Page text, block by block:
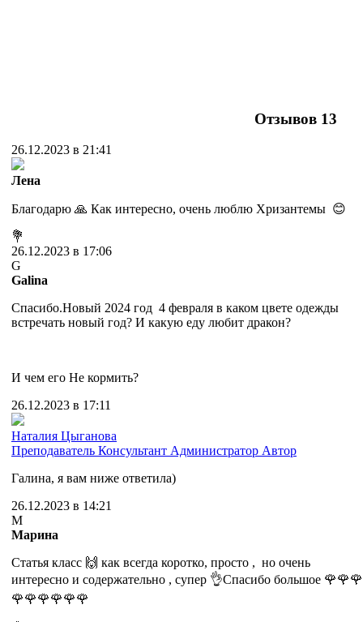
Отзывов 13
26.12.2023 в 21:41
Лена
Благодарю 🙏 Как интересно, очень люблю Хризантемы 😊
💐
26.12.2023 в 17:06
G
Galina
Спасибо.Новый 2024 год 4 февраля в каком цвете одежды
встречать новый год? И какую еду любит дракон?
И чем его Не кормить?
26.12.2023 в 17:11
Наталия Цыганова
Преподаватель Консультант Администратор Автор
Галина, я вам ниже ответила)
26.12.2023 в 14:21
М
Марина
Статья класс 🙌 как всегда коротко, просто , но очень
интересно и содержательно , супер 👌Спасибо большое 🌹🌹🌹
🌹🌹🌹🌹🌹🌹